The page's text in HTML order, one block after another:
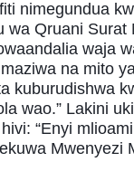
nimegundua
wa Qruani
waja
na mito
kuburudishwa
wao.” Lakini
“Enyi
Mwenyezi